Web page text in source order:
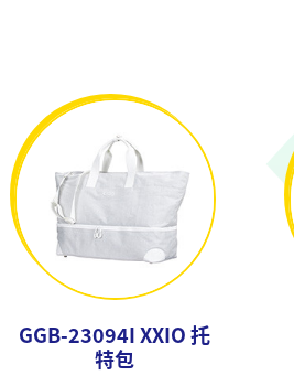
GGB-23094I XXIO 托
特包